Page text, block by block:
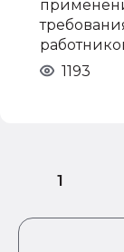
1193
1